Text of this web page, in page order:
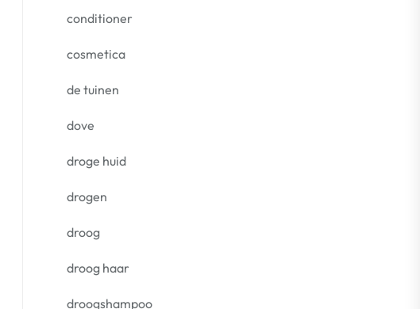
conditioner
cosmetica
de tuinen
dove
droge huid
drogen
droog
droog haar
droogshampoo